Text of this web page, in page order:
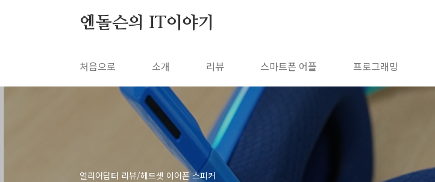
엔돌슨의 IT이야기
처음으로 소개 리뷰 스마트폰 어플 프로그래밍
얼리어답터 리뷰/헤드셋 이어폰 스피커